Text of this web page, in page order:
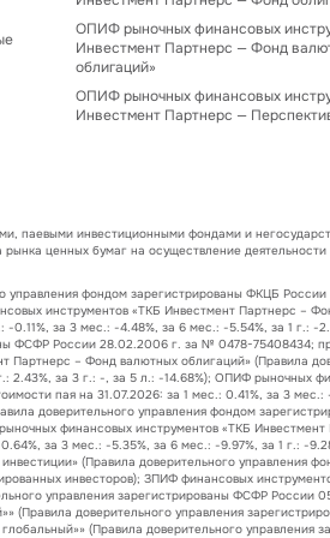
ОПИФ рыночных финансовых
Инвестмент Партнерс — Фонд
облигаций»
ОПИФ рыночных финансовых
Инвестмент Партнерс —
паевыми инвестиционными фондами и
ценных бумаг на осуществление
фондом зарегистрированы ФКЦБ
инструментов «ТКБ Инвестмент Партнерс –
за 3 мес.: -4.48%, за 6 мес.: -5.54%, за 1 г.:
ФСФР России 28.02.2006 г. за № 0478-75408434;
Партнерс – Фонд валютных облигаций» (Правила
за 3 г.: -, за 5 л.: -14.68%); ОПИФ рыночных
пая на 31.07.2026: за 1 мес.: 0.41%, за 3 мес.:
доверительного управления фондом
финансовых инструментов «ТКБ
за 3 мес.: -5.35%, за 6 мес.: -9.97%, за 1 г.: -
(Правила доверительного
инвесторов); ЗПИФ финансовых
управления зарегистрированы ФСФР
(Правила доверительного управления
(Правила доверительного